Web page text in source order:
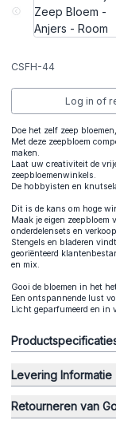
CSFH-44
Log in of
Doe het zelf zeep
Met deze zeepbloem
maken.
Laat uw creativiteit de
zeepbloemenwinkels.
De hobbyisten en
Dit is de kans om hoge
Maak je eigen zeepbloem
onderdelensets en
Stengels en bladeren
georiënteerd
en mix.
Gooi de bloemen in het
Een ontspannende lust
Licht geparfumeerd en in
Levering Informatie
Retourneren van